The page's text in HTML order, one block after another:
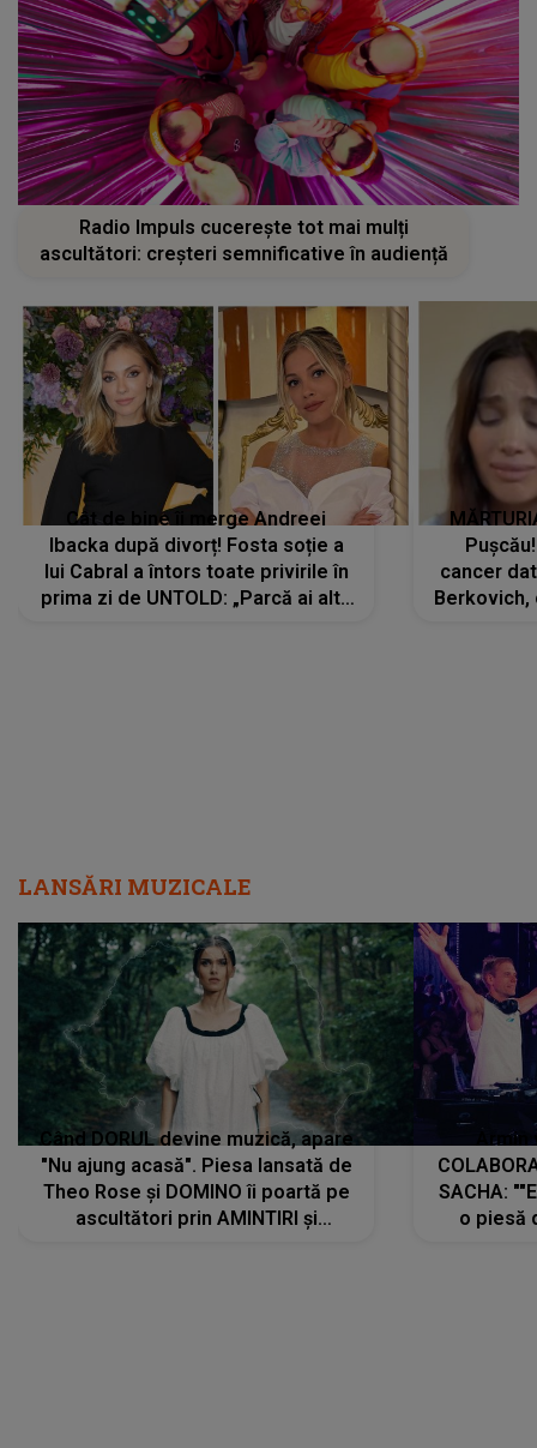
Radio Impuls cucerește tot mai mulți
ascultători: creșteri semnificative în audiență
Cât de bine îi merge Andreei
Ibacka după divorț! Fosta soție a
lui Cabral a întors toate privirile în
prima zi de UNTOLD: „Parcă ai altă
cancer
Berkovich,
LANSĂRI MUZICALE
Când DORUL devine muzică, apare
"Nu ajung acasă". Piesa lansată de
Theo Rose și DOMINO îi poartă pe
ascultători prin AMINTIRI și
SACHA:
o piesă